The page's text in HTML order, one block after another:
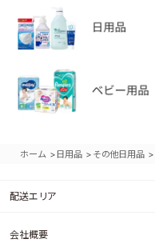
ホーム > 日用品 > その他日用品 >
配送エリア
会社概要